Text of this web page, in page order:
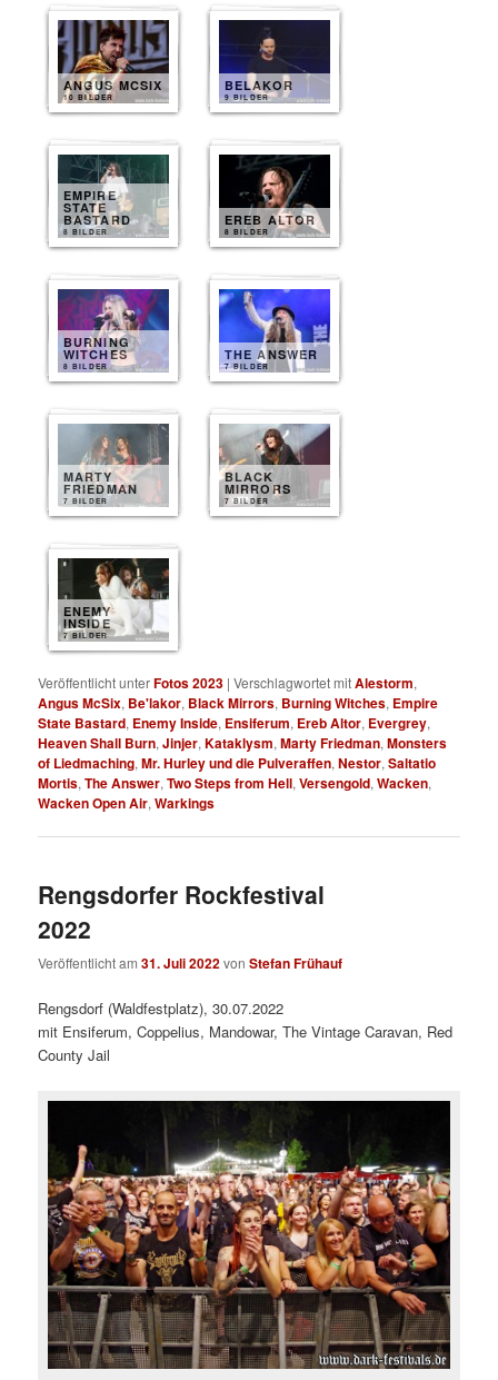
ANGUS MCSIX
10 BILDER
BELAKOR
9 BILDER
EMPIRE
STATE
BASTARD
8 BILDER
EREB ALTOR
8 BILDER
BURNING
WITCHES
8 BILDER
THE ANSWER
7 BILDER
MARTY
FRIEDMAN
7 BILDER
BLACK
MIRRORS
7 BILDER
ENEMY
INSIDE
7 BILDER
Veröffentlicht unterFotos 2023 |Verschlagwortet mitAlestorm,
Angus McSix, Be'lakor, Black Mirrors, Burning Witches, Empire
State Bastard, Enemy Inside, Ensiferum, Ereb Altor, Evergrey,
Heaven Shall Burn,Jinjer,Kataklysm,Marty Friedman,Monsters
of Liedmaching,Mr. Hurley und die Pulveraffen,Nestor,Saltatio
Mortis,The Answer,Two Steps from Hell,Versengold,Wacken,
Wacken Open Air,Warkings
Rengsdorfer Rockfestival
2022
Veröffentlicht am31. Juli 2022vonStefan Frühauf
Rengsdorf (Waldfestplatz), 30.07.2022
mit Ensiferum, Coppelius, Mandowar, The Vintage Caravan, Red
County Jail